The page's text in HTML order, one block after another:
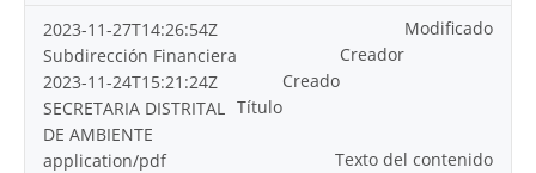
Modificado
2023-11-27T14:26:54Z
Creador
Subdirección Financiera
Creado
2023-11-24T15:21:24Z
Título
SECRETARIA DISTRITAL
DE AMBIENTE
Texto del contenido
application/pdf